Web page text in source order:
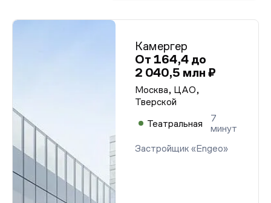
Камергер
От 164,4 до
2 040,5 млн ₽
Москва, ЦАО,
Тверской
Театральная
7
минут
Застройщик «Engeo»